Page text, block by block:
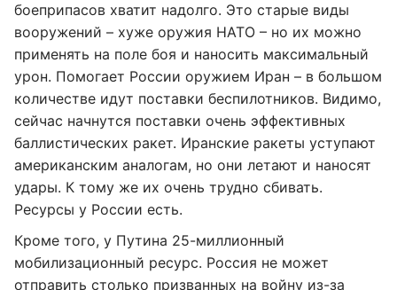
боеприпасов хватит надолго. Это старые виды
вооружений – хуже оружия НАТО – но их можно
применять на поле боя и наносить максимальный
урон. Помогает России оружием Иран – в большом
количестве идут поставки беспилотников. Видимо,
сейчас начнутся поставки очень эффективных
баллистических ракет. Иранские ракеты уступают
американским аналогам, но они летают и наносят
удары. К тому же их очень трудно сбивать.
Ресурсы у России есть.
Кроме того, у Путина 25-миллионный
мобилизационный ресурс. Россия не может
отправить столько призванных на войну из-за